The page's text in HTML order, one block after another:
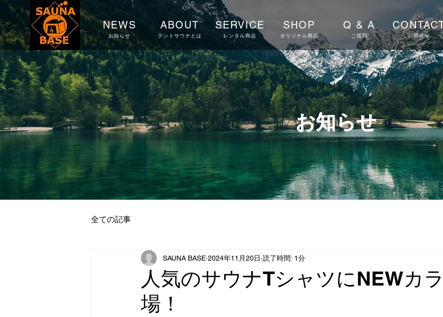
お知らせ
NEWS
テントサウナとは
ABOUT
レンタル商品 オリジナル商品
SERVICE SHOP
ご質問
Q & A
お問合せ
お知らせ
全ての記事
人気のサウナTシャツにNEWカ
場！
SAUNA BASE 2024年11月20日 読了時間: 1分